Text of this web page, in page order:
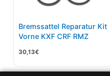
Bremssattel Reparatur Kit
Vorne KXF CRF RMZ
30,13€